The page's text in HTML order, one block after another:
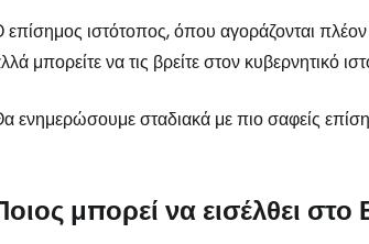
επίσημος ιστότοπος, όπου αγοράζονται πλέον
μπορείτε να τις βρείτε στον κυβερνητικό
ενημερώσουμε σταδιακά με πιο σαφείς
μπορεί να εισέλθει στο